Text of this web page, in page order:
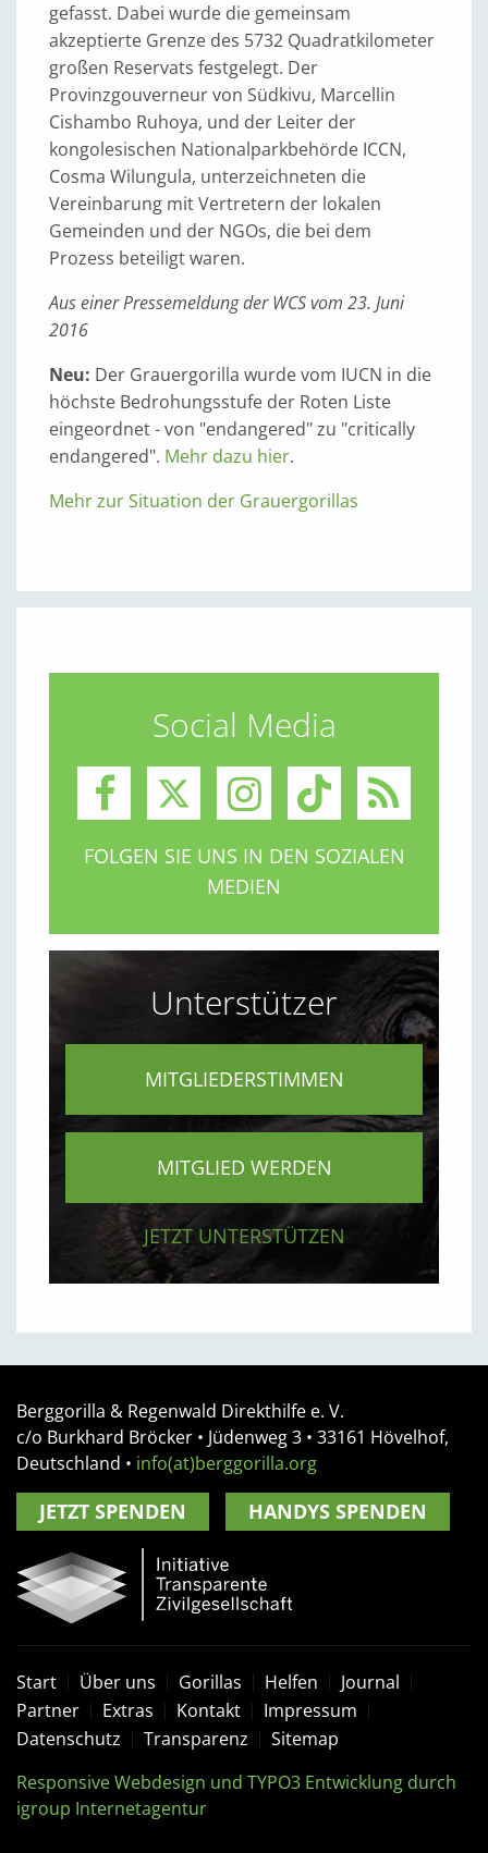
gefasst. Dabei wurde die gemeinsam
akzeptierte Grenze des 5732 Quadratkilometer
großen Reservats festgelegt. Der
Provinzgouverneur von Südkivu, Marcellin
Cishambo Ruhoya, und der Leiter der
kongolesischen Nationalparkbehörde ICCN,
Cosma Wilungula, unterzeichneten die
Vereinbarung mit Vertretern der lokalen
Gemeinden und der NGOs, die bei dem
Prozess beteiligt waren.
Aus einer Pressemeldung der WCS vom 23. Juni
2016
Neu: Der Grauergorilla wurde vom IUCN in die
höchste Bedrohungsstufe der Roten Liste
eingeordnet - von "endangered" zu "critically
endangered". Mehr dazu hier.
Mehr zur Situation der Grauergorillas
Social Media
FOLGEN SIE UNS IN DEN SOZIALEN
MEDIEN
Unterstützer
MITGLIEDERSTIMMEN
MITGLIED WERDEN
JETZT UNTERSTÜTZEN
Berggorilla & Regenwald Direkthilfe e. V.
c/o Burkhard Bröcker • Jüdenweg 3 • 33161 Hövelhof,
Deutschland • info(at)berggorilla.org
JETZT SPENDEN HANDYS SPENDEN
Start Über uns Gorillas Helfen
Journal
Partner
Extras Kontakt
Impressum
Datenschutz
Transparenz
Sitemap
Responsive Webdesign und TYPO3 Entwicklung durch
igroup Internetagentur